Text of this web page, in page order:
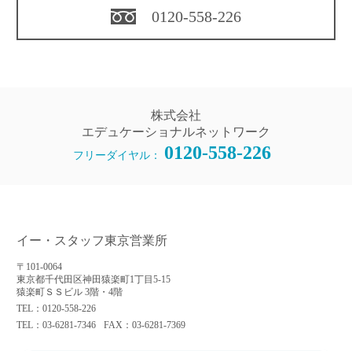
0120-558-226
株式会社
エデュケーショナルネットワーク
フリーダイヤル： 0120-558-226
イー・スタッフ東京営業所
〒101-0064
東京都千代田区神田猿楽町1丁目5-15
猿楽町ＳＳビル 3階・4階
TEL：0120-558-226
TEL：03-6281-7346
FAX：03-6281-7369